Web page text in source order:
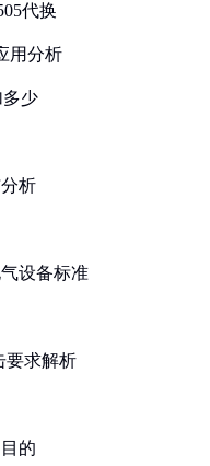
代换
用分析
多少
析
设备标准
要求解析
的